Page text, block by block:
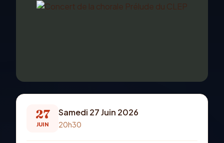
27
JUIN
Samedi 27 Juin 2026
20h30